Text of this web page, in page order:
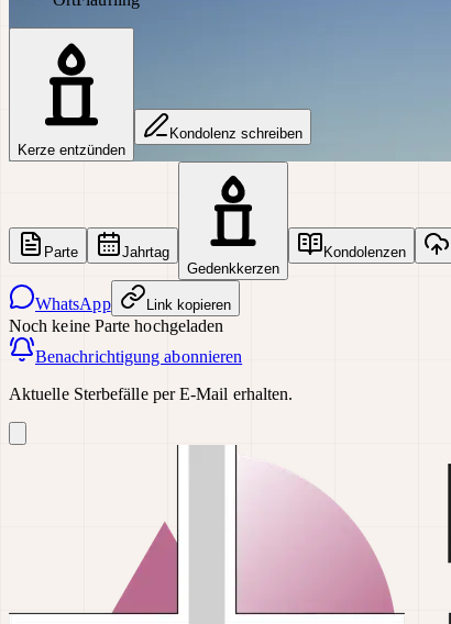
Kerze entzünden
Kondolenz schreiben
Parte
Jahrtag
Gedenkkerzen
Kondolenzen
WhatsApp Link kopieren
Noch keine Parte hochgeladen
Benachrichtigung abonnieren
Aktuelle Sterbefälle per E-Mail erhalten.